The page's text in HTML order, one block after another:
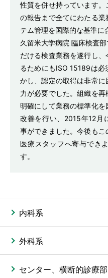
性質を併せ持っています
の報告まで全てにわたる
テム管理を国際的な基準に
久留米大学病院 臨床検査
だける検査業務を遂行し
るためにもISO 15189は必
かし、認定の取得は非常
力が必要でした。組織を
明確にして業務の標準化
改善を行い、2015年12月
事ができました。今後も
医療スタッフへ寄与でき
す。
内科系
外科系
センター、横断的診療